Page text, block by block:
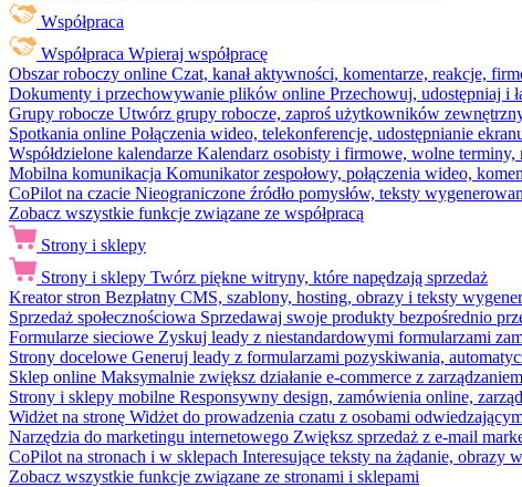
Współpraca
Współpraca Wpieraj współpracę
Obszar roboczy online Czat, kanał aktywności, komentarze, reakcje,
Dokumenty i przechowywanie plików online Przechowuj, udostępniaj i
Grupy robocze Utwórz grupy robocze, zaproś użytkowników
Spotkania online Połączenia wideo, telekonferencje, udostępnianie
Współdzielone kalendarze Kalendarz osobisty i firmowe, wolne terminy,
Mobilna komunikacja Komunikator zespołowy, połączenia wideo,
CoPilot na czacie Nieograniczone źródło pomysłów, teksty
Zobacz wszystkie funkcje związane ze współpracą
Strony i sklepy
Strony i sklepy Twórz piękne witryny, które napędzają sprzedaż
Kreator stron Bezpłatny CMS, szablony, hosting, obrazy i teksty
Sprzedaż społecznościowa Sprzedawaj swoje produkty bezpośrednio
Formularze sieciowe Zyskuj leady z niestandardowymi formularzami
Strony docelowe Generuj leady z formularzami pozyskiwania,
Sklep online Maksymalnie zwiększ działanie e-commerce z
Strony i sklepy mobilne Responsywny design, zamówienia online,
Widżet na stronę Widżet do prowadzenia czatu z osobami
Narzędzia do marketingu internetowego Zwiększ sprzedaż z e-mail
CoPilot na stronach i w sklepach Interesujące teksty na żądanie, obrazy
Zobacz wszystkie funkcje związane ze stronami i sklepami